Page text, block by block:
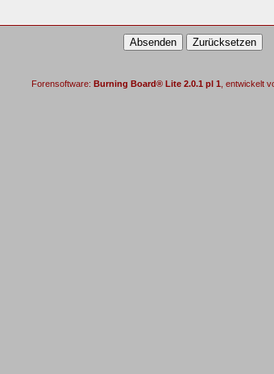
Forensoftware: Burning Board® Lite 2.0.1 pl 1 , entwickelt